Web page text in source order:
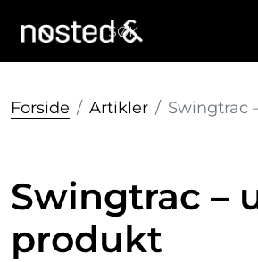
Søk
Forside Artikler Swingtrac
Swingtrac –
produkt